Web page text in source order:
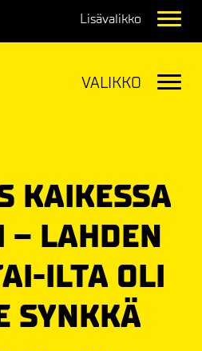
KAIKESSA
– LAHDEN
ILTA OLI
SYNKKÄ